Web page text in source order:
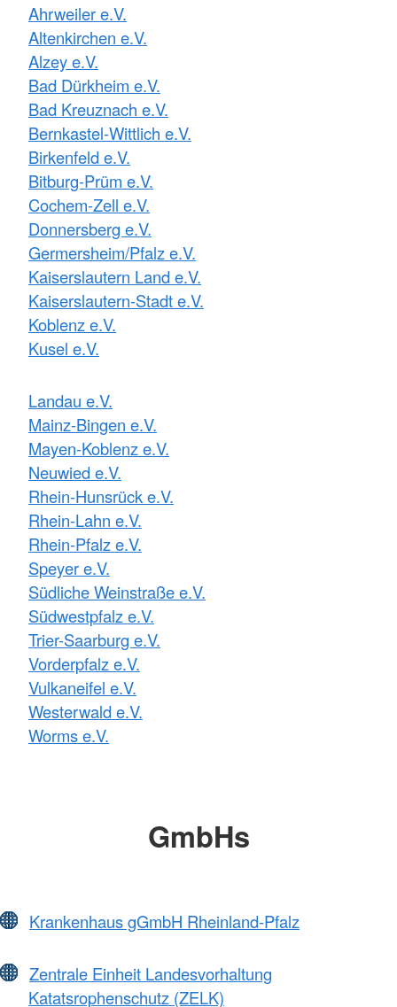
Ahrweiler e.V.
Altenkirchen e.V.
Alzey e.V.
Bad Dürkheim e.V.
Bad Kreuznach e.V.
Bernkastel-Wittlich e.V.
Birkenfeld e.V.
Bitburg-Prüm e.V.
Cochem-Zell e.V.
Donnersberg e.V.
Germersheim/Pfalz e.V.
Kaiserslautern Land e.V.
Kaiserslautern-Stadt e.V.
Koblenz e.V.
Kusel e.V.
Landau e.V.
Mainz-Bingen e.V.
Mayen-Koblenz e.V.
Neuwied e.V.
Rhein-Hunsrück e.V.
Rhein-Lahn e.V.
Rhein-Pfalz e.V.
Speyer e.V.
Südliche Weinstraße e.V.
Südwestpfalz e.V.
Trier-Saarburg e.V.
Vorderpfalz e.V.
Vulkaneifel e.V.
Westerwald e.V.
Worms e.V.
GmbHs
Krankenhaus gGmbH Rheinland-Pfalz
Zentrale Einheit Landesvorhaltung
Katatsrophenschutz (ZELK)